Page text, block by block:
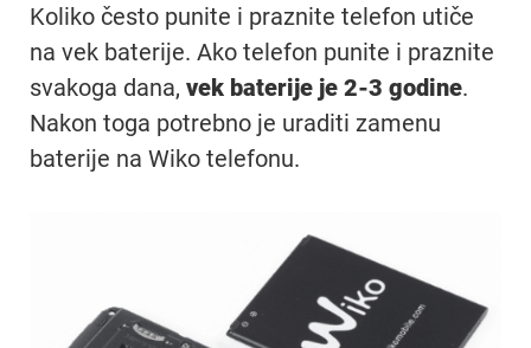
Koliko često punite i praznite telefon utiče
na vek baterije. Ako telefon punite i praznite
svakoga dana, vek baterije je 2-3 godine.
Nakon toga potrebno je uraditi zamenu
baterije na Wiko telefonu.